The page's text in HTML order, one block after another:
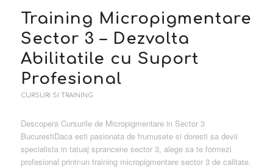
Training Micropigmentare
Sector 3 – Dezvolta
Abilitatile cu Suport
Profesional
CURSURI SI TRAINING
Descopera Cursurile de Micropigmentare in Sector 3
BucurestiDaca esti pasionata de frumusete si doresti sa devii
specialista in tatuaj sprancene sector 3, alege sa te formezi
profesional printr-un training micropigmentare sector 3 de calitate.